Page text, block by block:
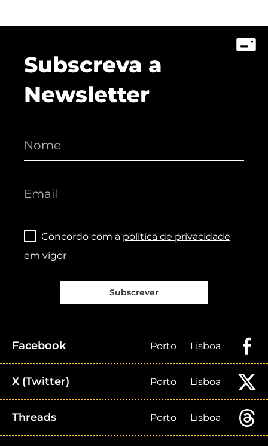
Subscreva a
Newsletter
Concordo com a política de privacidade
em vigor
Subscrever
Facebook Porto Lisboa
X (Twitter) Porto Lisboa
Threads Porto Lisboa